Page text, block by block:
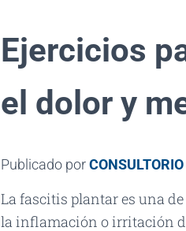
Ejercicios
el dolor y
Publicado por
La fascitis plantar es una
la inflamación o irritación